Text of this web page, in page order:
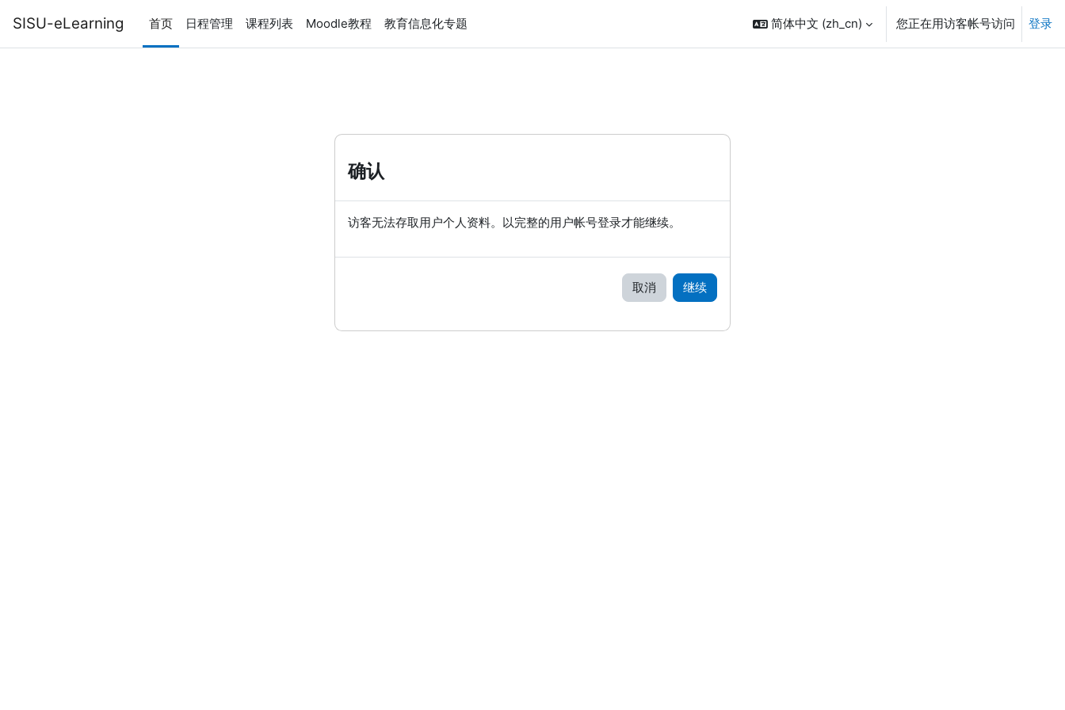
SISU-eLearning 首页 日程管理 课程列表 Moodle教程 教育信息化专题 简体中文 ‎(zh_cn)‎ 您正在用访客帐号访问 登录
确认
访客无法存取用户个人资料。以完整的用户帐号登录才能继续。
取消 继续